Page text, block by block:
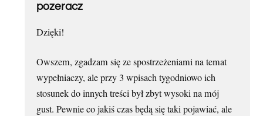
pozeracz
Dzięki!
Owszem, zgadzam się ze spostrzeżeniami na temat
wypełniaczy, ale przy 3 wpisach tygodniowo ich
stosunek do innych treści był zbyt wysoki na mój
gust. Pewnie co jakiś czas będą się taki pojawiać, ale